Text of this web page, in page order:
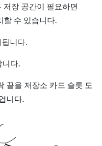
장 공간이 필요하면
할 수 있습니다.
니다.
다.
끝을 저장소 카드 슬롯 도
니다.